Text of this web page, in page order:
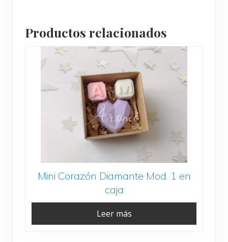
Productos relacionados
Mini Corazón Diamante Mod. 1 en
caja
Leer más